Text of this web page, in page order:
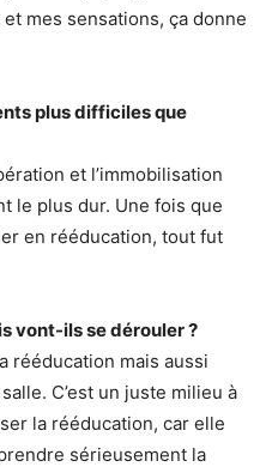
mes sensations, ça donne
plus difficiles que
et l’immobilisation
le plus dur. Une fois que
en rééducation, tout fut
vont-ils se dérouler ?
rééducation mais aussi
C’est un juste milieu à
la rééducation, car elle
sérieusement la